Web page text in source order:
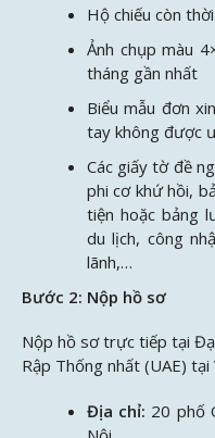
Hộ chiếu còn
Ảnh chụp màu
tháng gần nhất
Biểu mẫu đơn
tay không được
Các giấy tờ đề
phi cơ khứ hồi,
tiện hoặc bảng
du lịch, công
lãnh,…
Bước 2: Nộp hồ sơ
Nộp hồ sơ trực tiếp tại
Rập Thống nhất (UAE) tại
Địa chỉ: 20 phố